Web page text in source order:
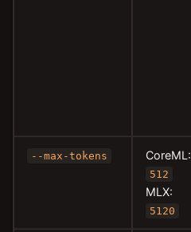
--max-tokens CoreML:
512
MLX:
5120